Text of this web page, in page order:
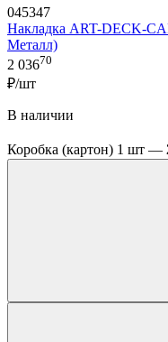
045347
Накладка ART-DECK-
Металл)
2 03670
₽/шт
В наличии
Коробка (картон) 1 шт —